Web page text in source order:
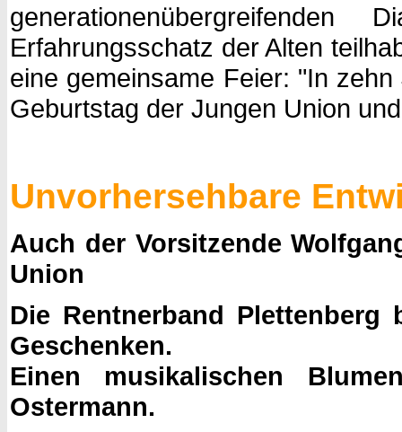
Erfahrungsschatz der Alten
eine gemeinsame Feier: "In
Geburtstag der Jungen Union
Unvorhersehbare
Auch der Vorsitzende
Union
Die Rentnerband
Geschenken.
Einen musikalischen
Ostermann.